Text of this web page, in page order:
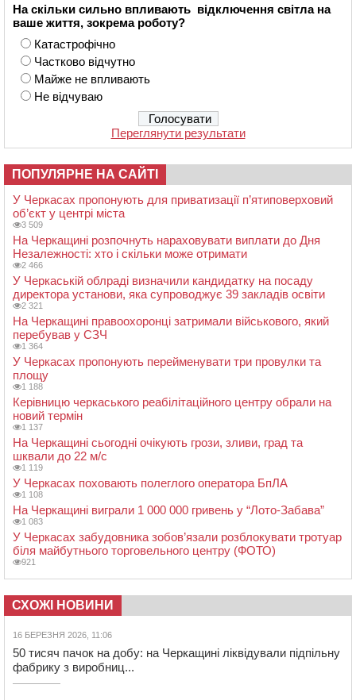
На скільки сильно впливають відключення світла на
ваше життя, зокрема роботу?
Катастрофічно
Частково відчутно
Майже не впливають
Не відчуваю
Переглянути результати
ПОПУЛЯРНЕ НА САЙТІ
У Черкасах пропонують для приватизації п’ятиповерховий
об’єкт у центрі міста
3 509
На Черкащині розпочнуть нараховувати виплати до Дня
Незалежності: хто і скільки може отримати
2 466
У Черкаській облраді визначили кандидатку на посаду
директора установи, яка супроводжує 39 закладів освіти
2 321
На Черкащині правоохоронці затримали військового, який
перебував у СЗЧ
1 364
У Черкасах пропонують перейменувати три провулки та
площу
1 188
Керівницю черкаського реабілітаційного центру обрали на
новий термін
1 137
На Черкащині сьогодні очікують грози, зливи, град та
шквали до 22 м/с
1 119
У Черкасах поховають полеглого оператора БпЛА
1 108
На Черкащині виграли 1 000 000 гривень у “Лото-Забава”
1 083
У Черкасах забудовника зобов’язали розблокувати тротуар
біля майбутнього торговельного центру (ФОТО)
921
СХОЖІ НОВИНИ
16 БЕРЕЗНЯ 2026, 11:06
50 тисяч пачок на добу: на Черкащині ліквідували підпільну
фабрику з виробниц...